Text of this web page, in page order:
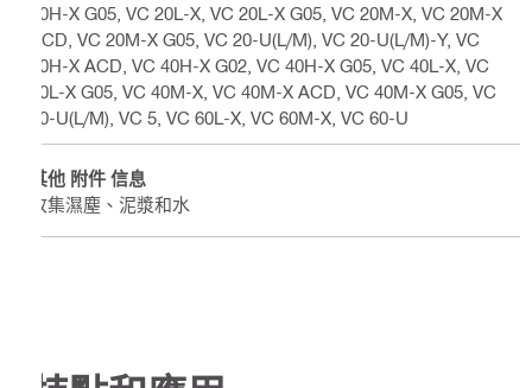
20H-X G05, VC 20L-X, VC 20L-X G05, VC 20M-X, VC 20M-X
ACD, VC 20M-X G05, VC 20-U(L/M), VC 20-U(L/M)-Y, VC
40H-X ACD, VC 40H-X G02, VC 40H-X G05, VC 40L-X, VC
40L-X G05, VC 40M-X, VC 40M-X ACD, VC 40M-X G05, VC
40-U(L/M), VC 5, VC 60L-X, VC 60M-X, VC 60-U
其他 附件 信息
收集濕塵、泥漿和水